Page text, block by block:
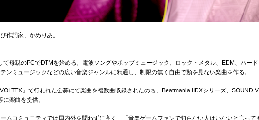
作詞家、かめりあ。
て母親のPCでDTMを始める。電波ソングやポップミュージック、ロック・メタル、EDM、ハー
ンミュージックなどの広い音楽ジャンルに精通し、制限の無く自由で類を見ない楽曲を作る。
』で行われた公募にて楽曲を複数曲収録されたのち、Beatmania IIDXシリーズ、SOUND
楽曲を提供。
ムコミュニティでは国内外を問わずに高く、「音楽ゲームファンで知らない人はいないと言っ